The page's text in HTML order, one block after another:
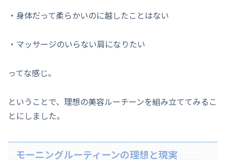
・身体だって柔らかいのに越したことはない
・マッサージのいらない肩になりたい
ってな感じ。
ということで、理想の美容ルーチーンを組み立ててみるこ
とにしました。
モーニングルーティーンの理想と現実